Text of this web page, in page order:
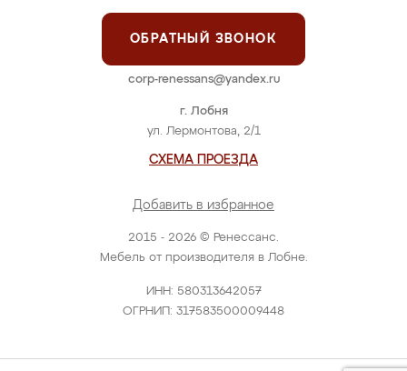
2015 - 2026 © Ренессанс.
Мебель от производителя в Лобне.
ИНН: 580313642057
ОГРНИП: 317583500009448
г. Лобня
ул. Лермонтова, 2/1
СХЕМА ПРОЕЗДА
Добавить в избранное
ОБРАТНЫЙ ЗВОНОК
corp-renessans@yandex.ru